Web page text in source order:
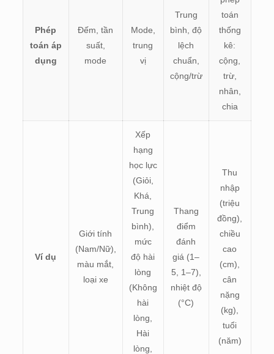
Phép
toán áp
dụng
Đếm, tần
suất,
mode
Mode,
trung
vị
Trung
bình, độ
lệch
chuẩn,
cộng/trừ
toán
thống
kê:
cộng,
trừ,
nhân,
chia
Ví dụ
Giới tính
(Nam/Nữ),
màu mắt,
loại xe
Xếp
hạng
học lực
(Giỏi,
Khá,
Trung
bình),
mức
độ hài
lòng
(Không
hài
lòng,
Hài
lòng,
Thang
điểm
đánh
giá (1–
5, 1–7),
nhiệt độ
(°C)
Thu
nhập
(triệu
đồng),
chiều
cao
(cm),
cân
nặng
(kg),
tuổi
(năm)